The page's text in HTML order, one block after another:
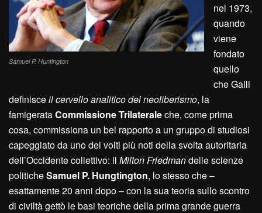
Samuel P. Huntington
nel 1973,
quando
viene
fondato
quello
che Galli
definisceil cervello analitico del neoliberismo, la
famigerataCommissione Trilateraleche, come prima
cosa, commissiona un bel rapporto a un gruppo di studiosi
capeggiato da uno dei volti più noti della svolta autoritaria
dell’Occidente collettivo: il Milton Friedmandelle scienze
politicheSamuel P. Hungtington, lo stesso che –
esattamente 20 anni dopo – con la sua teoria sullo scontro
di civiltà gettò le basi teoriche della prima grande guerra